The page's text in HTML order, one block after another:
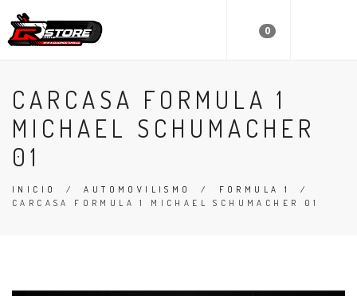
0
CARCASA FORMULA 1
MICHAEL SCHUMACHER
01
INICIO /AUTOMOVILISMO / FORMULA 1
/
CARCASA FORMULA 1 MICHAEL SCHUMACHER 01